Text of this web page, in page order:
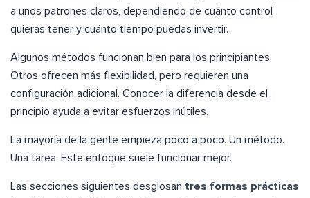
a unos patrones claros, dependiendo de cuánto control
quieras tener y cuánto tiempo puedas invertir.
Algunos métodos funcionan bien para los principiantes.
Otros ofrecen más flexibilidad, pero requieren una
configuración adicional. Conocer la diferencia desde el
principio ayuda a evitar esfuerzos inútiles.
La mayoría de la gente empieza poco a poco. Un método.
Una tarea. Este enfoque suele funcionar mejor.
Las secciones siguientes desglosan tres formas prácticas